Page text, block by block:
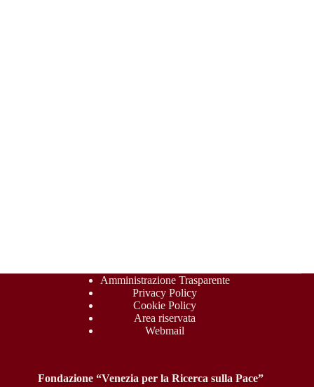
Amministrazione Trasparente
Privacy Policy
Cookie Policy
Area riservata
Webmail
Fondazione “Venezia per la Ricerca sulla Pace”